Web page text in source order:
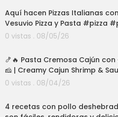
Aquí hacen Pizzas Italianas
Vesuvio Pizza y Pasta #pizza
0 vistas . 08/05/26
🍤🔥 Pasta Cremosa Cajún
🧀 | Creamy Cajun Shrimp &
0 vistas . 08/04/26
4 recetas con pollo